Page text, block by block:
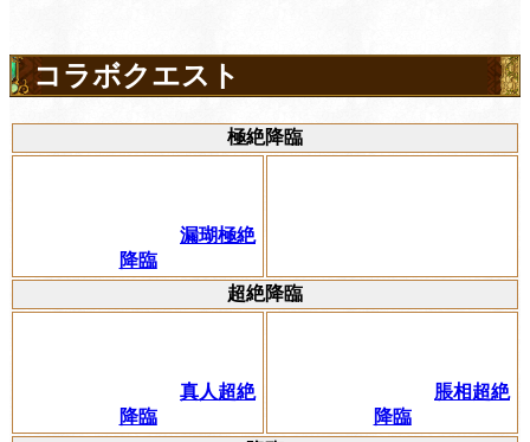
コラボクエスト
極絶降臨
漏瑚極絶
降臨
超絶降臨
真人超絶
降臨
脹相超絶
降臨